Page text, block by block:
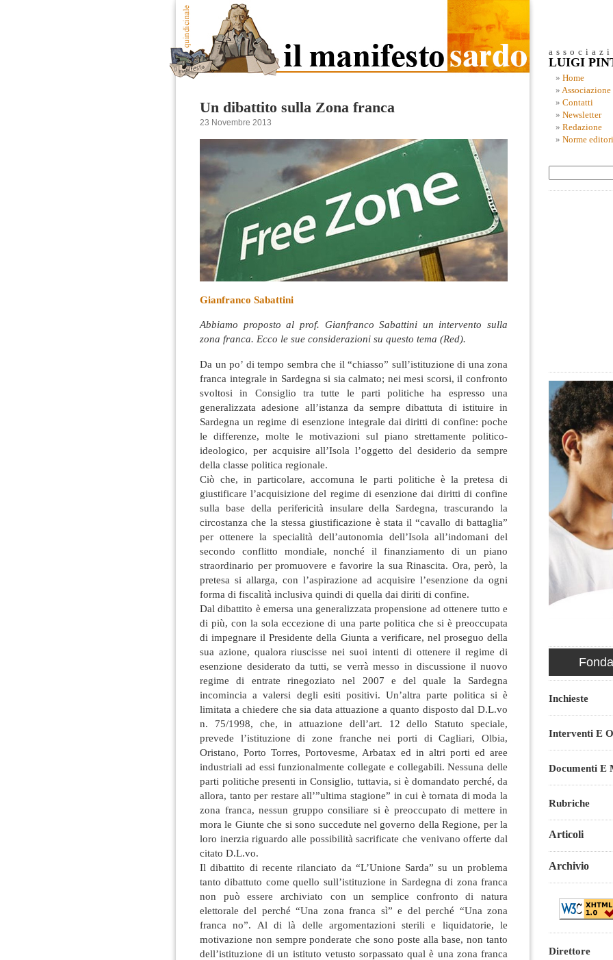
Un dibattito sulla Zona franca
23 Novembre 2013
Gianfranco Sabattini
Abbiamo proposto al prof. Gianfranco Sabattini un intervento sulla
zona franca. Ecco le sue considerazioni su questo tema (Red).
Da un po’ di tempo sembra che il “chiasso” sull’istituzione di una zona
franca integrale in Sardegna si sia calmato; nei mesi scorsi, il confronto
svoltosi in Consiglio tra tutte le parti politiche ha espresso una
generalizzata adesione all’istanza da sempre dibattuta di istituire in
Sardegna un regime di esenzione integrale dai diritti di confine: poche
le differenze, molte le motivazioni sul piano strettamente politico-
ideologico, per acquisire all’Isola l’oggetto del desiderio da sempre
della classe politica regionale.
Ciò che, in particolare, accomuna le parti politiche è la pretesa di
giustificare l’acquisizione del regime di esenzione dai diritti di confine
sulla base della perifericità insulare della Sardegna, trascurando la
circostanza che la stessa giustificazione è stata il “cavallo di battaglia”
per ottenere la specialità dell’autonomia dell’Isola all’indomani del
secondo conflitto mondiale, nonché il finanziamento di un piano
straordinario per promuovere e favorire la sua Rinascita. Ora, però, la
pretesa si allarga, con l’aspirazione ad acquisire l’esenzione da ogni
forma di fiscalità inclusiva quindi di quella dai diriti di confine.
Dal dibattito è emersa una generalizzata propensione ad ottenere tutto e
di più, con la sola eccezione di una parte politica che si è preoccupata
di impegnare il Presidente della Giunta a verificare, nel proseguo della
sua azione, qualora riuscisse nei suoi intenti di ottenere il regime di
esenzione desiderato da tutti, se verrà messo in discussione il nuovo
regime di entrate rinegoziato nel 2007 e del quale la Sardegna
incomincia a valersi degli esiti positivi. Un’altra parte politica si è
limitata a chiedere che sia data attuazione a quanto disposto dal D.L.vo
n. 75/1998, che, in attuazione dell’art. 12 dello Statuto speciale,
prevede l’istituzione di zone franche nei porti di Cagliari, Olbia,
Oristano, Porto Torres, Portovesme, Arbatax ed in altri porti ed aree
industriali ad essi funzionalmente collegate e collegabili. Nessuna delle
parti politiche presenti in Consiglio, tuttavia, si è domandato perché, da
allora, tanto per restare all’”ultima stagione” in cui è tornata di moda la
zona franca, nessun gruppo consiliare si è preoccupato di mettere in
mora le Giunte che si sono succedute nel governo della Regione, per la
loro inerzia riguardo alle possibilità sacrificate che venivano offerte dal
citato D.L.vo.
Il dibattito di recente rilanciato da “L’Unione Sarda” su un problema
tanto dibattuto come quello sull’istituzione in Sardegna di zona franca
non può essere archiviato con un semplice confronto di natura
elettorale del perché “Una zona franca sì” e del perché “Una zona
franca no”. Al di là delle argomentazioni sterili e liquidatorie, le
motivazione non sempre ponderate che sono poste alla base, non tanto
dell’istituzione di un istituto vetusto sorpassato qual è una zona franca
LUIGI
Home
Associazione
Contatti
Newsletter
Redazione
Norme
Inchieste
Interventi E
Documenti E
Rubriche
Articoli
Archivio
Direttore